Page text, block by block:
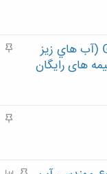
م
معرفی و دانلود نرم افزار Geo Studio (آب هاي زيز
هاى رايگان
م